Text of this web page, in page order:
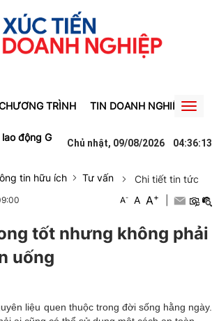
TRÌNH TIN DOANH NGHIỆP Toggle
Gia Lai Người phụ nữ ở Hưng Yên
Chủ nhật, 09/08/2026 04:36:14
tin hữu ích Tư vấn Chi tiết tin tức
A- A A+
tốt nhưng không phải
uống
liệu quen thuộc trong đời sống hằng ngày.